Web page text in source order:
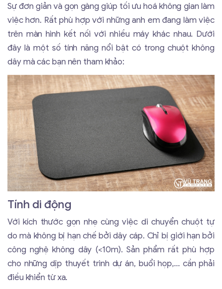
Sự đơn giản và gọn gàng giúp tối ưu hoá không gian làm
việc hơn. Rất phù hợp với những anh em đang làm việc
trên màn hình kết nối với nhiều máy khác nhau. Dưới
đây là một số tính năng nổi bật có trong chuột không
dây mà các bạn nên tham khảo:
Tính di động
Với kích thước gọn nhẹ cùng việc di chuyển chuột tự
do mà không bị hạn chế bởi dây cáp. Chỉ bị giới hạn bởi
công nghệ không dây (<10m). Sản phẩm rất phù hợp
cho những dịp thuyết trình dự án, buổi họp,... cần phải
điều khiển từ xa.